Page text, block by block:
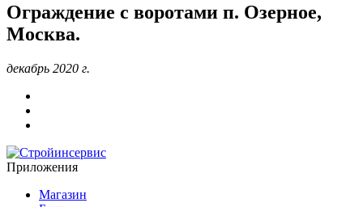
Ограждение с воротами п. Озерное,
Москва.
декабрь 2020 г.
Приложения
Магазин